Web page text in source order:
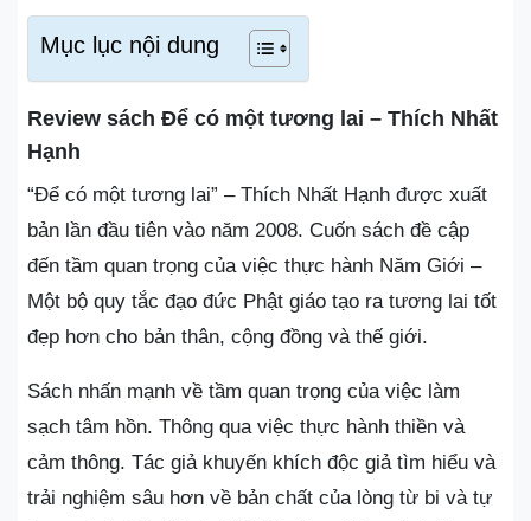
Mục lục nội dung
Review sách Để có một tương lai – Thích Nhất
Hạnh
“Để có một tương lai” – Thích Nhất Hạnh được xuất
bản lần đầu tiên vào năm 2008. Cuốn sách đề cập
đến tầm quan trọng của việc thực hành Năm Giới –
Một bộ quy tắc đạo đức Phật giáo tạo ra tương lai tốt
đẹp hơn cho bản thân, cộng đồng và thế giới.
Sách nhấn mạnh về tầm quan trọng của việc làm
sạch tâm hồn. Thông qua việc thực hành thiền và
cảm thông. Tác giả khuyến khích độc giả tìm hiểu và
trải nghiệm sâu hơn về bản chất của lòng từ bi và tự